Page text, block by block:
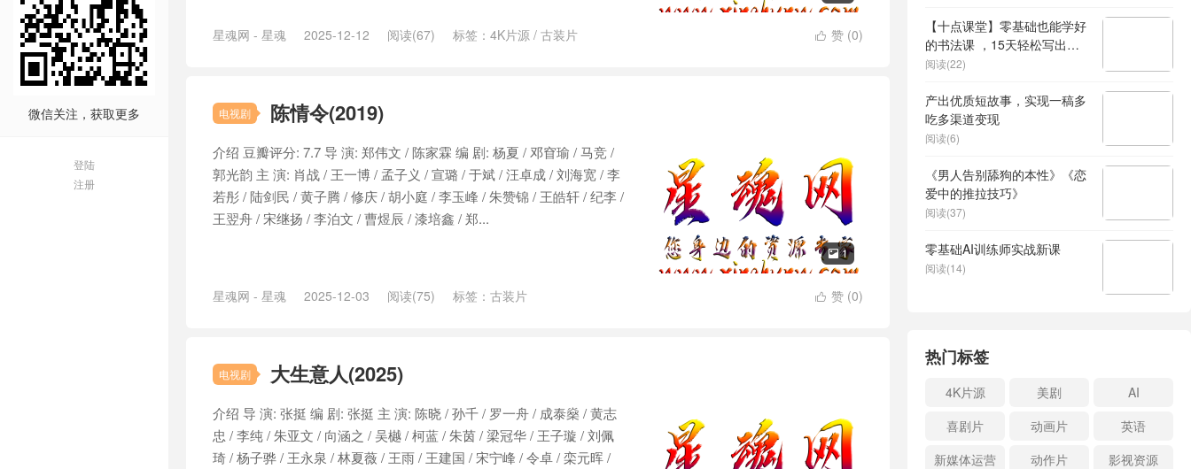
微信关注，获取更多
登陆
注册
 赞 (0)
星魂网 - 星魂 2025-12-12 阅读(67) 标签： 4K片源 / 古装片
电视剧 陈情令(2019)
 1
介绍 豆瓣评分: 7.7 导 演: 郑伟文 / 陈家霖 编 剧: 杨夏 / 邓窅瑜 / 马竞 /
郭光韵 主 演: 肖战 / 王一博 / 孟子义 / 宣璐 / 于斌 / 汪卓成 / 刘海宽 / 李
若彤 / 陆剑民 / 黄子腾 / 修庆 / 胡小庭 / 李玉峰 / 朱赞锦 / 王皓轩 / 纪李 /
王翌舟 / 宋继扬 / 李泊文 / 曹煜辰 / 漆培鑫 / 郑...
 赞 (0)
星魂网 - 星魂 2025-12-03 阅读(75) 标签： 古装片
电视剧 大生意人(2025)
介绍 导 演: 张挺 编 剧: 张挺 主 演: 陈晓 / 孙千 / 罗一舟 / 成泰燊 / 黄志
忠 / 李纯 / 朱亚文 / 向涵之 / 吴樾 / 柯蓝 / 朱茵 / 梁冠华 / 王子璇 / 刘佩
琦 / 杨子骅 / 王永泉 / 林夏薇 / 王雨 / 王建国 / 宋宁峰 / 令卓 / 栾元晖 /
【十点课堂】零基础也能学好
的书法课 ，15天轻松写出漂
亮人生
阅读(22)
产出优质短故事，实现一稿多
吃多渠道变现
阅读(6)
《男人告别舔狗的本性》《恋
爱中的推拉技巧》
阅读(37)
零基础AI训练师实战新课
阅读(14)
热门标签
4K片源 美剧
AI
喜剧片
动画片
英语
新媒体运营
动作片
影视资源